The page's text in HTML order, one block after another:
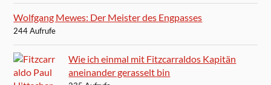
Wolfgang Mewes: Der Meister des Engpasses
244 Aufrufe
Wie ich einmal mit Fitzcarraldos Kapitän
aneinander gerasselt bin